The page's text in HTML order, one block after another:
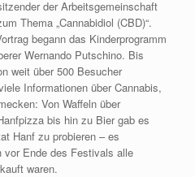
der Arbeitsgemeinschaft
Thema „Cannabidiol (CBD)“.
begann das Kinderprogramm
Wernando Putschino. Bis
weit über 500 Besucher
Informationen über Cannabis,
Von Waffeln über
bis hin zu Bier gab es
Hanf zu probieren – es
vor Ende des Festivals alle
waren.